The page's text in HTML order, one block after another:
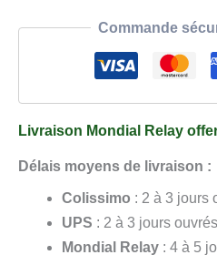
Commande
Livraison Mondial Relay
Délais moyens de livraison :
Colissimo : 2 à 3 jours
UPS : 2 à 3 jours ouvrés
Mondial Relay : 4 à 5